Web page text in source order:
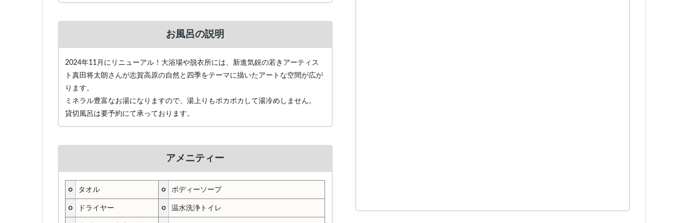
お風呂の説明
2024年11月にリニューアル！大浴場や脱衣所には、新進気鋭の若きアーティス
ト真田将太朗さんが志賀高原の自然と四季をテーマに描いたアートな空間が広が
ります。
ミネラル豊富なお湯になりますので、湯上りもポカポカして湯冷めしません。
貸切風呂は要予約にて承っております。
アメニティー
○ タオル ○ ボディーソープ
○ ドライヤー ○ 温水洗浄トイレ